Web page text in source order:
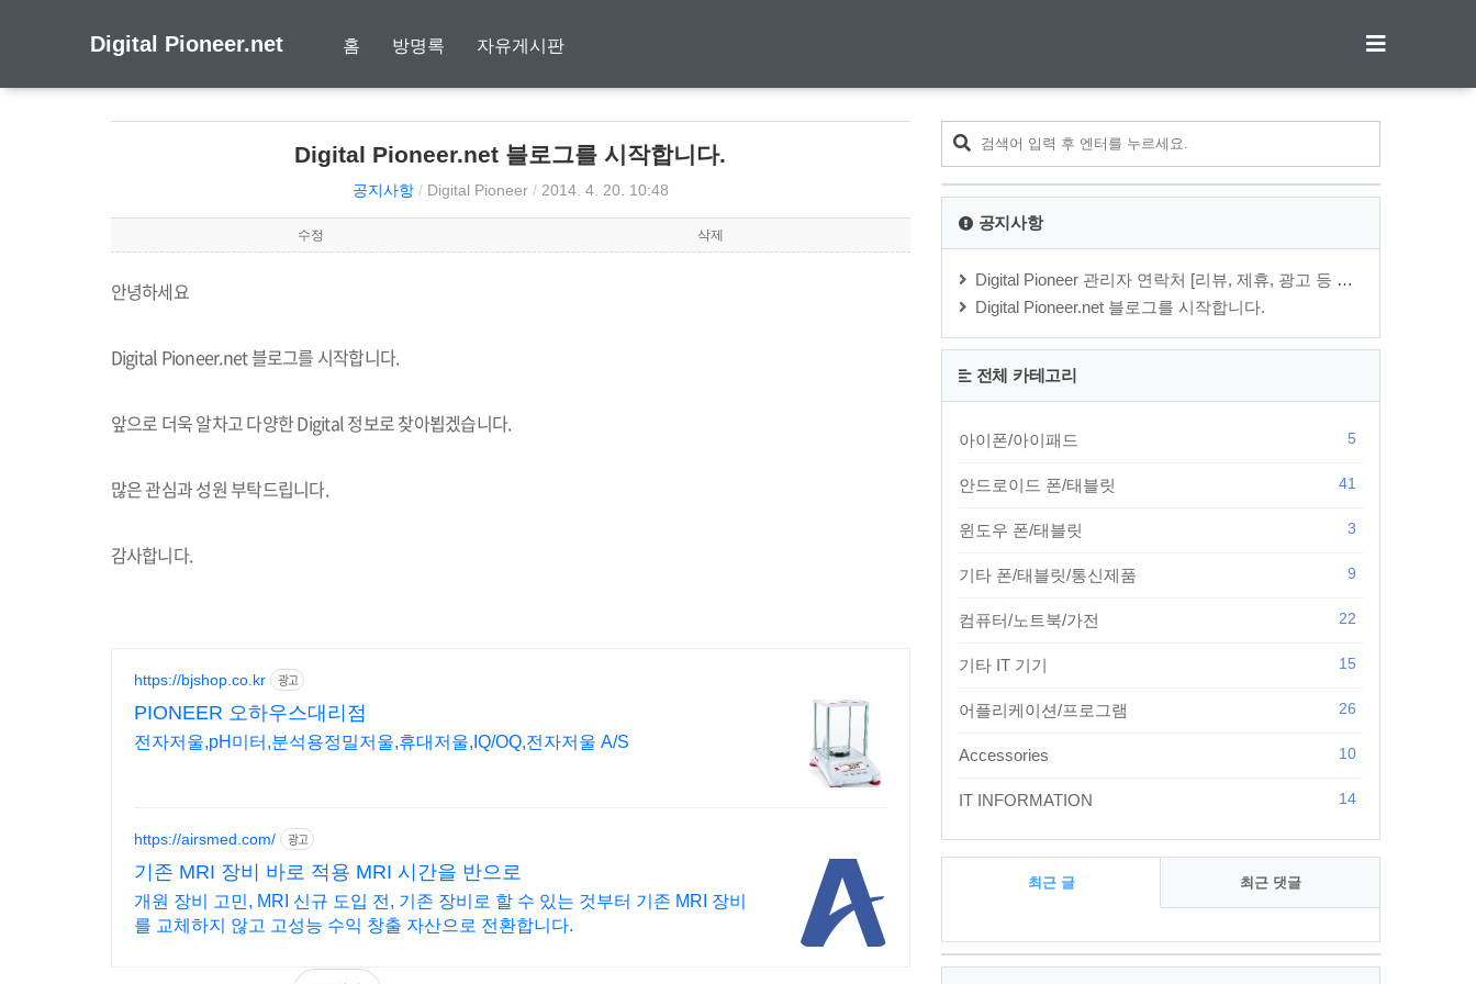
Digital Pioneer.net 홈 방명록 자유게시판
Digital Pioneer.net 블로그를 시작합니다.
공지사항 / Digital Pioneer/ 2014. 4. 20. 10:48
수정 삭제
안녕하세요
Digital Pioneer.net 블로그를 시작합니다.
앞으로 더욱 알차고 다양한 Digital 정보로 찾아뵙겠습니다.
많은 관심과 성원 부탁드립니다.
감사합니다.
https://bjshop.co.kr 광고
PIONEER 오하우스대리점
전자저울,pH미터,분석용정밀저울,휴대저울,IQ/OQ,전자저울 A/S
https://airsmed.com/ 광고
기존 MRI 장비 바로 적용 MRI 시간을 반으로
개원 장비 고민, MRI 신규 도입 전, 기존 장비로 할 수 있는 것부터 기존 MRI 장비
를 교체하지 않고 고성능 수익 창출 자산으로 전환합니다.
공지사항
Digital Pioneer 관리자 연락처 [리뷰, 제휴, 광고 등 문의⋯
Digital Pioneer.net 블로그를 시작합니다.
전체 카테고리
아이폰/아이패드 5
안드로이드 폰/태블릿 41
윈도우 폰/태블릿 3
기타 폰/태블릿/통신제품 9
컴퓨터/노트북/가전 22
기타 IT 기기 15
어플리케이션/프로그램 26
Accessories 10
IT INFORMATION 14
최근 글 최근 댓글
최
근